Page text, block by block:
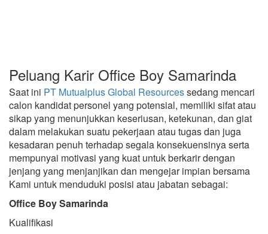
Peluang Karir Office Boy Samarinda
Saat ini PT Mutualplus Global Resourcessedang mencari
calon kandidat personel yang potensial, memiliki sifat atau
sikap yang menunjukkan keseriusan, ketekunan, dan giat
dalam melakukan suatu pekerjaan atau tugas dan juga
kesadaran penuh terhadap segala konsekuensinya serta
mempunyai motivasi yang kuat untuk berkarir dengan
jenjang yang menjanjikan dan mengejar impian bersama
Kami untuk menduduki posisi atau jabatan sebagai:
Office Boy Samarinda
Kualifikasi